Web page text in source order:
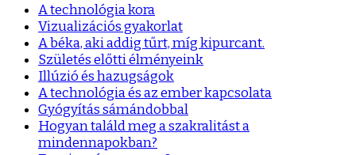
A technológia kora
Vizualizációs gyakorlat
A béka, aki addig tűrt, míg kipurcant.
Születés előtti élményeink
Illúzió és hazugságok
A technológia és az ember kapcsolata
Gyógyítás sámándobbal
Hogyan találd meg a szakralitást a
mindennapokban?